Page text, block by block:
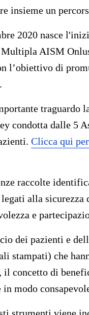
insieme un
2020 nasce
AISM
l’obiettivo di
traguardo
condotta dalle 5
Clicca qui
raccolte
alla sicurezza
e
dei pazienti e
stampati) che
il concetto di
modo